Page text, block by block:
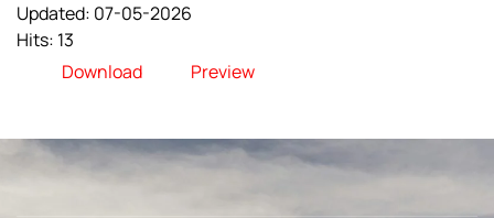
Updated: 07-05-2026
Hits: 13
Download
Preview